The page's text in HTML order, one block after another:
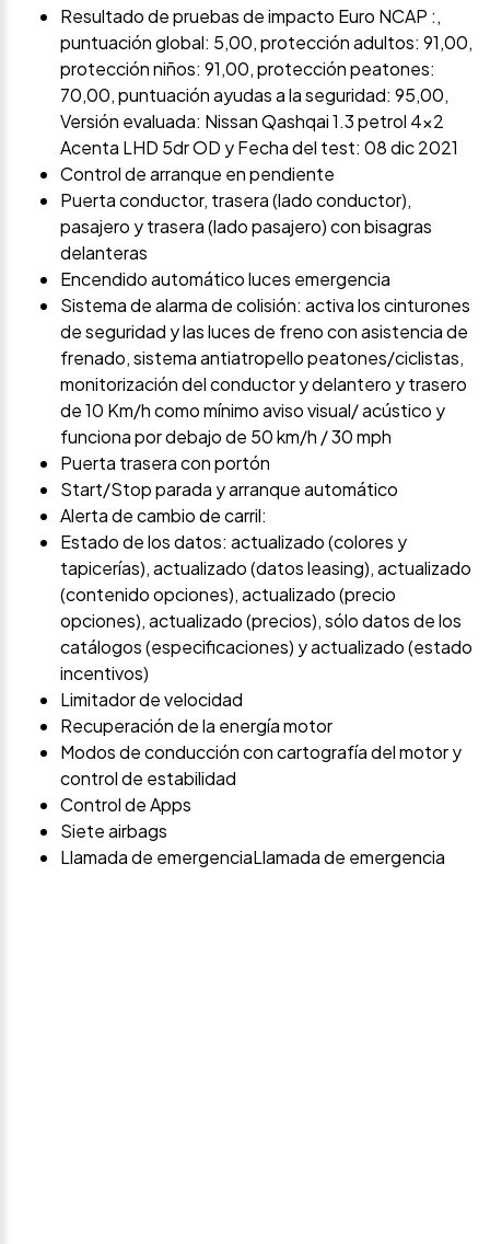
Resultado de pruebas de impacto Euro NCAP :,
puntuación global: 5,00, protección adultos: 91,00,
protección niños: 91,00, protección peatones:
70,00, puntuación ayudas a la seguridad: 95,00,
Versión evaluada: Nissan Qashqai 1.3 petrol 4x2
Acenta LHD 5dr OD y Fecha del test: 08 dic 2021
Control de arranque en pendiente
Puerta conductor, trasera (lado conductor),
pasajero y trasera (lado pasajero) con bisagras
delanteras
Encendido automático luces emergencia
Sistema de alarma de colisión: activa los cinturones
de seguridad y las luces de freno con asistencia de
frenado, sistema antiatropello peatones/ciclistas,
monitorización del conductor y delantero y trasero
de 10 Km/h como mínimo aviso visual/ acústico y
funciona por debajo de 50 km/h / 30 mph
Puerta trasera con portón
Start/Stop parada y arranque automático
Alerta de cambio de carril:
Estado de los datos: actualizado (colores y
tapicerías), actualizado (datos leasing), actualizado
(contenido opciones), actualizado (precio
opciones), actualizado (precios), sólo datos de los
catálogos (especificaciones) y actualizado (estado
incentivos)
Limitador de velocidad
Recuperación de la energía motor
Modos de conducción con cartografía del motor y
control de estabilidad
Control de Apps
Siete airbags
Llamada de emergenciaLlamada de emergencia